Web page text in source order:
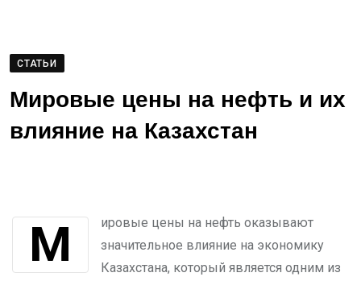
СТАТЬИ
Мировые цены на нефть и их
влияние на Казахстан
Мировые цены на нефть оказывают
значительное влияние на экономику
Казахстана, который является одним из